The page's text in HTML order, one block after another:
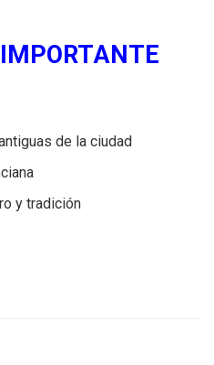
de la ciudad
y tradición